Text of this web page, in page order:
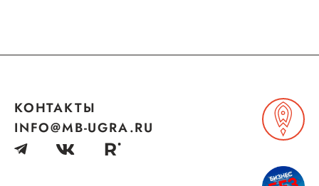
Документы
Контакты
КОНТАКТЫ
INFO@MB-UGRA.RU